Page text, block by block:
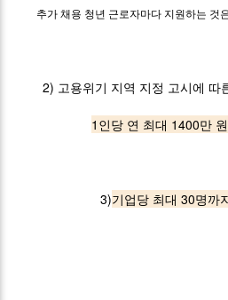
추가 채용 청년 근로자마다 지원하는 것
2) 고용위기 지역 지정 고시에 따
1인당 연 최대 1400만 원
3)기업당 최대 30명까